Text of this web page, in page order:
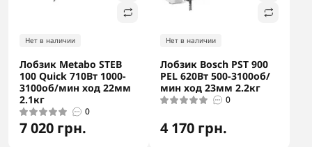
Нет в наличии
Лобзик Metabo STEB
100 Quick 710Вт 1000-
3100об/мин ход 22мм
2.1кг
0
7 020 грн.
Нет в наличии
Лобзик Bosch PST 900
PEL 620Вт 500-3100об/
мин ход 23мм 2.2кг
0
4 170 грн.